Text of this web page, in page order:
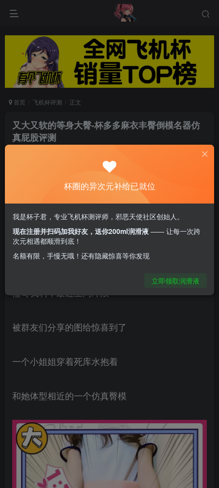
首页 飞机杯评测 正文
又大又软的等身大臀-杯多多麻衣丰臀倒模名器仿
真屁股评测
杯多多麻衣丰臀-不只是柔软，加上7.5kg的分量，
这自然会有一种大臀特有的黏连包裹感，这种使用
起来会很舒适。特别是拍一下就duang~duang的
触感，让人久久不能忘怀！
懂哥我啊，最近上网冲浪
被群友们分享的图给惊喜到了
一个小姐姐穿着死库水抱着
和她体型相近的一个仿真臀模
杯圈的异次元补给已就位
我是杯子君，专业飞机杯测评师，邪恶天使社区创始人。
现在注册并扫码加我好友，送你200ml润滑液 —— 让每一次跨
次元相遇都顺滑到底！
名额有限，手慢无哦！还有隐藏惊喜等你发现
立即领取润滑液